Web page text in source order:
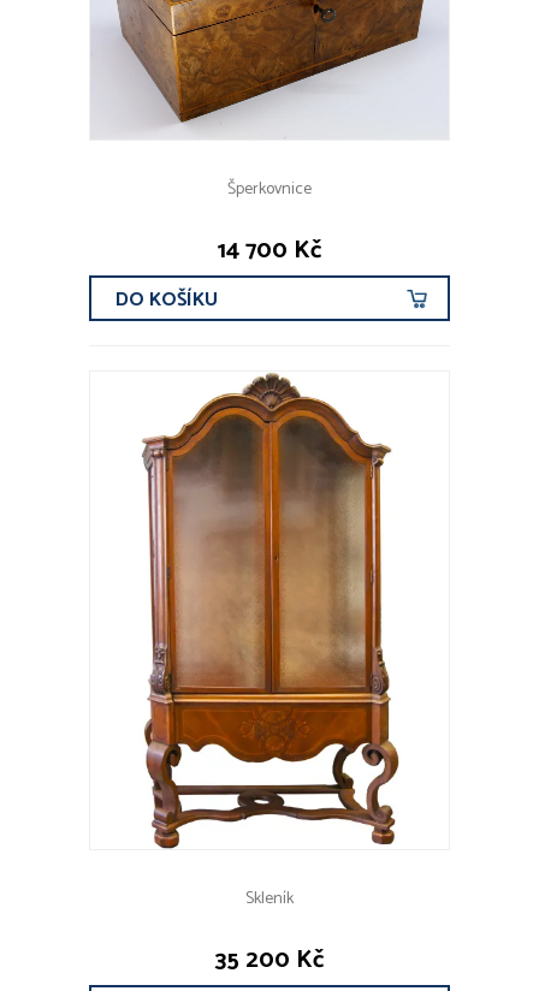
Šperkovnice
14 700 Kč
DO KOŠÍKU
Skleník
35 200 Kč